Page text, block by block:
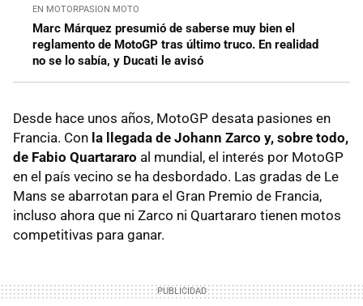
EN MOTORPASION MOTO
Marc Márquez presumió de saberse muy bien el
reglamento de MotoGP tras último truco. En realidad
no se lo sabía, y Ducati le avisó
Desde hace unos años, MotoGP desata pasiones en
Francia. Con la llegada de Johann Zarco y, sobre todo,
de Fabio Quartararo al mundial, el interés por MotoGP
en el país vecino se ha desbordado. Las gradas de Le
Mans se abarrotan para el Gran Premio de Francia,
incluso ahora que ni Zarco ni Quartararo tienen motos
competitivas para ganar.